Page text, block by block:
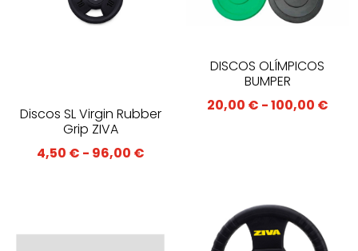
Discos SL Virgin Rubber
Grip ZIVA
4,50 € - 96,00 €Rango
4,50 €
DISCOS OLÍMPICOS
BUMPER
20,00 € -100,00 €